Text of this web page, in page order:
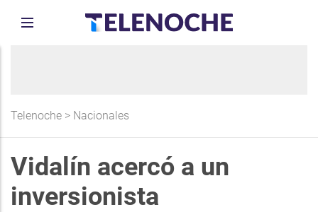
Telenoche > Nacionales
Vidalín acercó a un
inversionista